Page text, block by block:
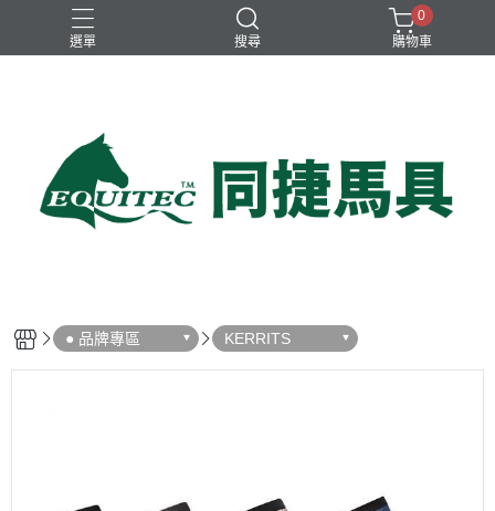
選單 搜尋
兒童比賽馬褲
男用比賽衫
0
購物車
● 品牌專區 KERRITS